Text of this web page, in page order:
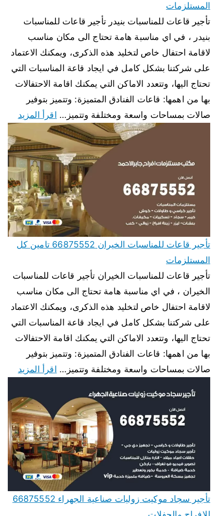
المستلزمات
تأجير قاعات للمناسبات بنيدر تأجير قاعات للمناسبات
بنيدر ، في اي مناسبة هامة تحتاج الى مكان مناسب
لاقامة احتفال خاص لتخليد هذه الذكرى، ويمكنك الاعتماد
على شركتنا بشكل كامل في ايجاد قاعة المناسبات التي
تحتاج اليها، وتتعدد الاماكن التي يمكنك اقامة الاحتفالات
بها من اهمها: قاعات الفنادق المتميزة: وتتميز بتوفير
صالات بمساحات واسعة ومختلفة وتتميز… اقرأ المزيد
تأجير قاعات للمناسبات الخيران 66875552 تامين كل
المستلزمات
تأجير قاعات للمناسبات الخيران تأجير قاعات للمناسبات
الخيران ، في اي مناسبة هامة تحتاج الى مكان مناسب
لاقامة احتفال خاص لتخليد هذه الذكرى، ويمكنك الاعتماد
على شركتنا بشكل كامل في ايجاد قاعة المناسبات التي
تحتاج اليها، وتتعدد الاماكن التي يمكنك اقامة الاحتفالات
بها من اهمها: قاعات الفنادق المتميزة: وتتميز بتوفير
صالات بمساحات واسعة ومختلفة وتتميز… اقرأ المزيد
تأجير سجاد موكيت زوليات صناعية الجهراء 66875552